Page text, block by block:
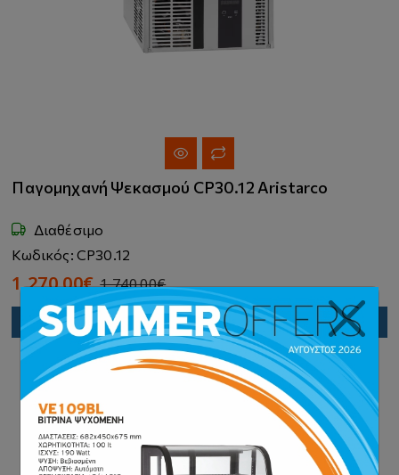
Παγομηχανή Ψεκασμού CP30.12 Aristarco
Διαθέσιμο
Κωδικός: CP30.12
1,270.00€ 1,740.00€
Προσθήκη